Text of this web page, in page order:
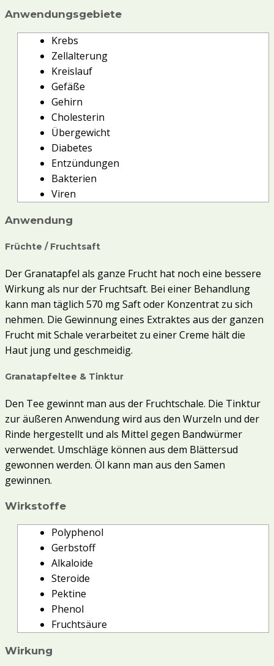
Anwendungsgebiete
Krebs
Zellalterung
Kreislauf
Gefäße
Gehirn
Cholesterin
Übergewicht
Diabetes
Entzündungen
Bakterien
Viren
Anwendung
Früchte / Fruchtsaft
Der Granatapfel als ganze Frucht hat noch eine bessere
Wirkung als nur der Fruchtsaft. Bei einer Behandlung
kann man täglich 570 mg Saft oder Konzentrat zu sich
nehmen. Die Gewinnung eines Extraktes aus der ganzen
Frucht mit Schale verarbeitet zu einer Creme hält die
Haut jung und geschmeidig.
Granatapfeltee & Tinktur
Den Tee gewinnt man aus der Fruchtschale. Die Tinktur
zur äußeren Anwendung wird aus den Wurzeln und der
Rinde hergestellt und als Mittel gegen Bandwürmer
verwendet. Umschläge können aus dem Blättersud
gewonnen werden. Öl kann man aus den Samen
gewinnen.
Wirkstoffe
Polyphenol
Gerbstoff
Alkaloide
Steroide
Pektine
Phenol
Fruchtsäure
Wirkung